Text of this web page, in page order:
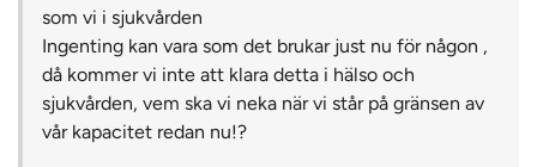
som vi i sjukvården
Ingenting kan vara som det brukar just nu för någon ,
då kommer vi inte att klara detta i hälso och
sjukvården, vem ska vi neka när vi står på gränsen av
vår kapacitet redan nu!?